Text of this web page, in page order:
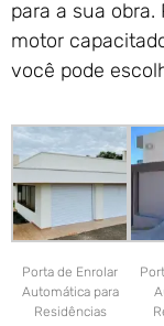
para a sua
motor
você pode
Porta de Enrolar
Automática para
Residências